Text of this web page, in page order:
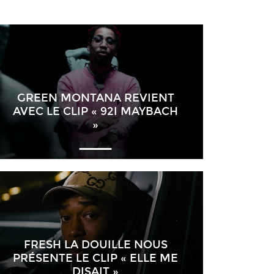
GREEN MONTANA REVIENT
AVEC LE CLIP « 92I MAYBACH
»
FRESH LA DOUILLE NOUS
PRÉSENTE LE CLIP « ELLE ME